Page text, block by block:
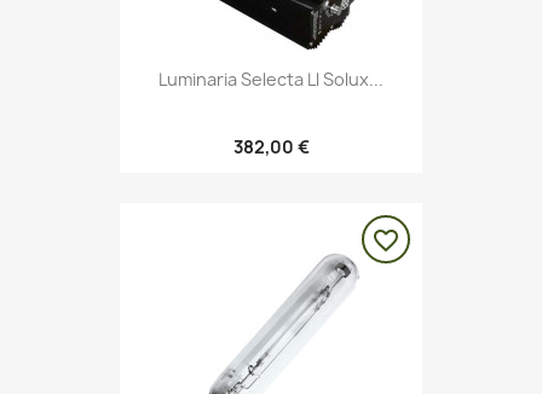
Luminaria Selecta Ll Solux...
382,00 €
favorite_border